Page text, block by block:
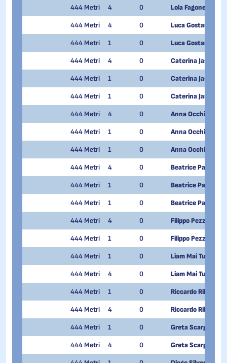
444 Metri 4 0 Lola Fagone
444 Metri 4 0 Luca Gostantini
444 Metri 1 0 Luca Gostantini
444 Metri 4 0 Caterina Jasmijn
444 Metri 1 0 Caterina Jasmijn
444 Metri 1 0 Caterina Jasmijn
444 Metri 4 0 Anna Occhi
444 Metri 1 0 Anna Occhi
444 Metri 1 0 Anna Occhi
444 Metri 4 0 Beatrice Paglia
444 Metri 1 0 Beatrice Paglia
444 Metri 1 0 Beatrice Paglia
444 Metri 4 0 Filippo Pezzoni
444 Metri 1 0 Filippo Pezzoni
444 Metri 1 0 Liam Mai Tuan
444 Metri 4 0 Liam Mai Tuan
444 Metri 1 0 Riccardo Ribodino
444 Metri 4 0 Riccardo Ribodino
444 Metri 1 0 Greta Scarpellini
444 Metri 4 0 Greta Scarpellini